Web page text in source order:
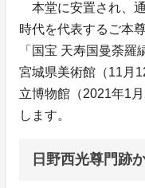
本堂に安置され、
時代を代表するご本
「国宝 天寿国曼荼羅
宮城県美術館（11月
立博物館（2021年1
します。
日野西光尊門跡